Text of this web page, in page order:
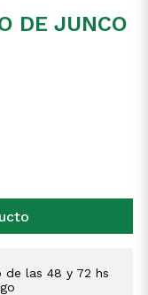
DE JUNCO
de las 48 y 72 hs